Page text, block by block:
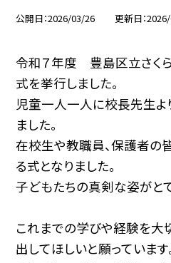
公開日 2026/03/26 更新日
令和７年度 豊島区立さく
式を挙行しました。
児童一人一人に校長先生
ました。
在校生や教職員、保護者の
る式となりました。
子どもたちの真剣な姿がと
これまでの学びや経験を大
出してほしいと願っています